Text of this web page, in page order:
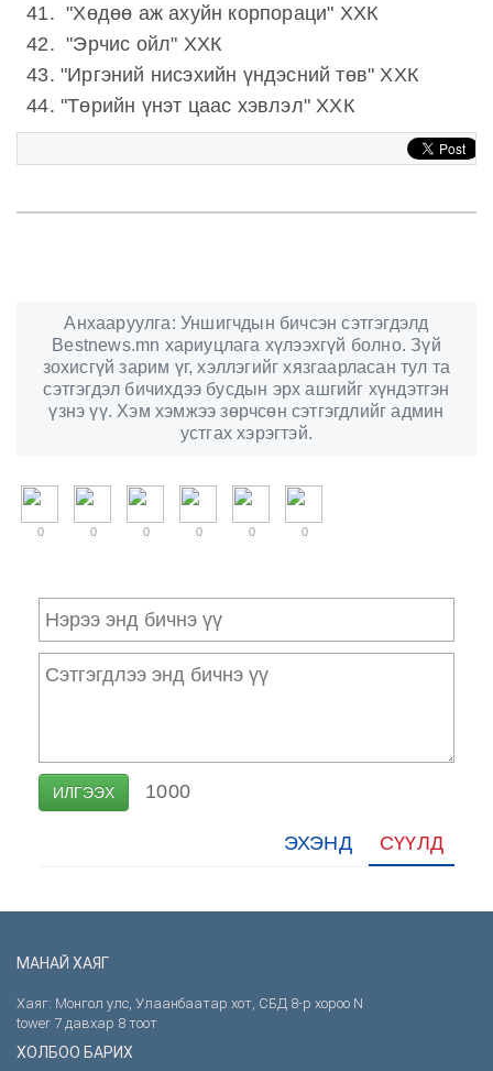
"Хөдөө аж ахуйн корпораци" ХХК
"Эрчис ойл" ХХК
"Иргэний нисэхийн үндэсний төв" ХХК
"Төрийн үнэт цаас хэвлэл" ХХК
Анхааруулга: Уншигчдын бичсэн сэтгэгдэлд
Bestnews.mn хариуцлага хүлээхгүй болно. Зүй
зохисгүй зарим үг, хэллэгийг хязгаарласан тул та
сэтгэгдэл бичихдээ бусдын эрх ашгийг хүндэтгэн
үзнэ үү. Хэм хэмжээ зөрчсөн сэтгэгдлийг админ
устгах хэрэгтэй.
0 0 0 0 0 0
ИЛГЭЭХ 1000
ЭХЭНД СҮҮЛД
МАНАЙ ХАЯГ
Хаяг: Монгол улс, Улаанбаатар хот, СБД 8-р хороо N
tower 7 давхар 8 тоот
ХОЛБОО БАРИХ